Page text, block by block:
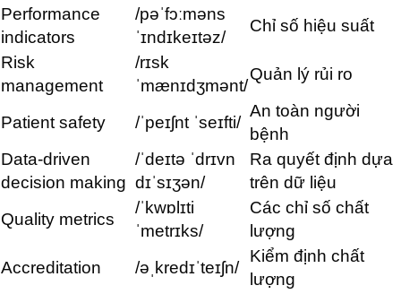
Performance
indicators
/pəˈfɔːməns
ˈɪndɪkeɪtəz/
Chỉ số hiệu suất
Risk
management
/rɪsk
ˈmænɪdʒmənt/
Quản lý rủi ro
Patient safety /ˈpeɪʃnt ˈseɪfti/
An toàn người
bệnh
Data-driven
decision making
/ˈdeɪtə ˈdrɪvn
dɪˈsɪʒən/
Ra quyết định dựa
trên dữ liệu
Quality metrics
/ˈkwɒlɪti
ˈmetrɪks/
Các chỉ số chất
lượng
Accreditation
/əˌkredɪˈteɪʃn/
Kiểm định chất
lượng